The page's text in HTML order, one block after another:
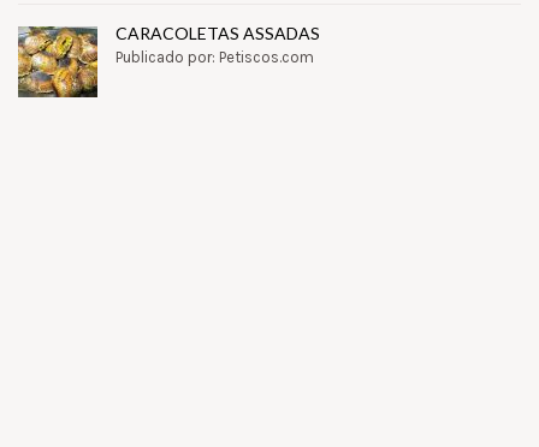
CARACOLETAS ASSADAS
Publicado por: Petiscos.com